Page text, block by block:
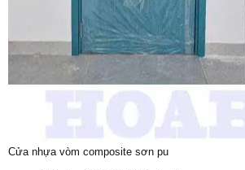
Cửa nhựa vòm composite sơn pu